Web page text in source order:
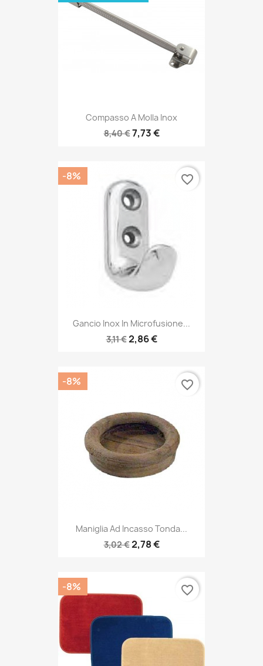
Compasso A Molla Inox
8,40 €7,73 €
Gancio Inox In Microfusione...
3,11 €2,86 €
-8% favorite_border
Maniglia Ad Incasso Tonda...
3,02 €2,78 €
-8% favorite_border
-8% favorite_border